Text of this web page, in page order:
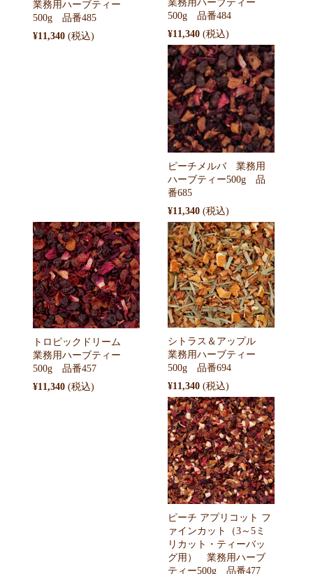
業務用ハーブティー
500g 品番485
¥11,340
業務用ハーブティー
500g 品番484
¥11,340
ピーチメルバ 業務用
ハーブティー500g 品
番685
¥11,340
トロピックドリーム
業務用ハーブティー
500g 品番457
¥11,340
シトラス＆アップル
業務用ハーブティー
500g 品番694
¥11,340
ピーチ アプリコット フ
ァインカット（3～5ミ
リカット・ティーバッ
グ用） 業務用ハーブ
ティー500g 品番477